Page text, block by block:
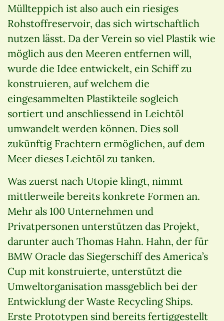
Müllteppich ist also auch ein riesiges
Rohstoffreservoir, das sich wirtschaftlich
nutzen lässt. Da der Verein so viel Plastik wie
möglich aus den Meeren entfernen will,
wurde die Idee entwickelt, ein Schiff zu
konstruieren, auf welchem die
eingesammelten Plastikteile sogleich
sortiert und anschliessend in Leichtöl
umwandelt werden können. Dies soll
zukünftig Frachtern ermöglichen, auf dem
Meer dieses Leichtöl zu tanken.
Was zuerst nach Utopie klingt, nimmt
mittlerweile bereits konkrete Formen an.
Mehr als 100 Unternehmen und
Privatpersonen unterstützen das Projekt,
darunter auch Thomas Hahn. Hahn, der für
BMW Oracle das Siegerschiff des America’s
Cup mit konstruierte, unterstützt die
Umweltorganisation massgeblich bei der
Entwicklung der Waste Recycling Ships.
Erste Prototypen sind bereits fertiggestellt